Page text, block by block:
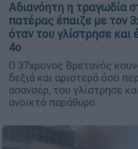
Αδιανόητη η τραγωδία
πατέρας έπαιζε με τον
όταν του γλίστρησε και
4ο
Ο 37χρονος Βρετανός
δεξιά και αριστερά όσο
ασανσέρ, του γλίστρησε
ανοικτό παράθυρο